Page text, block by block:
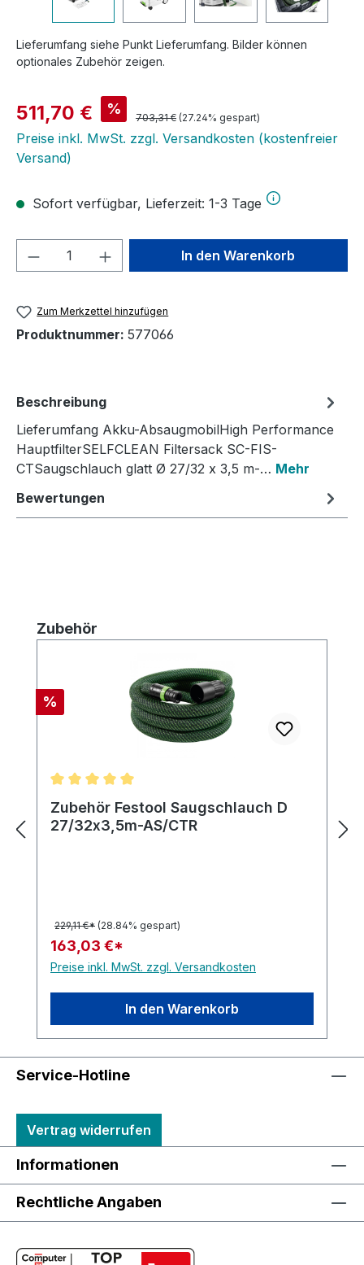
Lieferumfang siehe Punkt Lieferumfang. Bilder können
optionales Zubehör zeigen.
Verkaufspreis:
511,70 € % Regulärer Preis:
703,31 € (27.24% gespart)
Preise inkl. MwSt. zzgl. Versandkosten (kostenfreier
Versand)
Sofort verfügbar, Lieferzeit: 1-3 Tage
Produkt Anzahl: Gib denIn den Warenkorb
Zum Merkzettel hinzufügen
Produktnummer: 577066
Beschreibung
Lieferumfang Akku-AbsaugmobilHigh Performance
HauptfilterSELFCLEAN Filtersack SC-FIS-
CTSaugschlauch glatt Ø 27/32 x 3,5 m-… Mehr
Bewertungen
Produktgalerie überspringen
Zubehör
Rabatt
%
Durchschnittliche Bewertung von 5 von 5 Sternen
Zubehör Festool Saugschlauch D
27/32x3,5m-AS/CTR
229,11 €* (28.84% gespart)
163,03 €*
Preise inkl. MwSt. zzgl. Versandkosten
In den Warenkorb
Service-Hotline
Vertrag widerrufen
Informationen
Rechtliche Angaben